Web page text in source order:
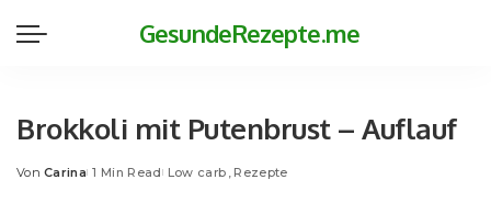
GesundeRezepte.me
Brokkoli mit Putenbrust – Auflauf
Posted
Von Carina 1 Min Read Low carb Rezepte